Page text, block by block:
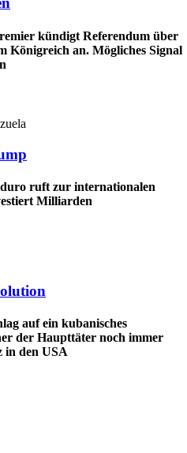
kündigt Referendum über
Königreich an. Mögliches Signal
ruft zur internationalen
Milliarden
auf ein kubanisches
der Haupttäter noch immer
in den USA